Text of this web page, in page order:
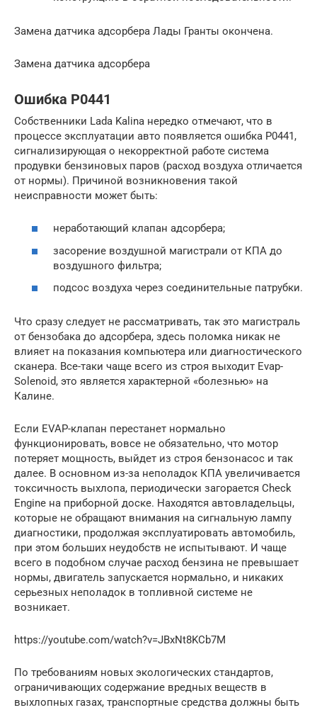
Замена датчика адсорбера Лады Гранты окончена.
Замена датчика адсорбера
Ошибка Р0441
Собственники Lada Kalina нередко отмечают, что в
процессе эксплуатации авто появляется ошибка P0441,
сигнализирующая о некорректной работе система
продувки бензиновых паров (расход воздуха отличается
от нормы). Причиной возникновения такой
неисправности может быть:
неработающий клапан адсорбера;
засорение воздушной магистрали от КПА до
воздушного фильтра;
подсос воздуха через соединительные патрубки.
Что сразу следует не рассматривать, так это магистраль
от бензобака до адсорбера, здесь поломка никак не
влияет на показания компьютера или диагностического
сканера. Все-таки чаще всего из строя выходит Evap-
Solenoid, это является характерной «болезнью» на
Калине.
Если EVAP-клапан перестанет нормально
функционировать, вовсе не обязательно, что мотор
потеряет мощность, выйдет из строя бензонасос и так
далее. В основном из-за неполадок КПА увеличивается
токсичность выхлопа, периодически загорается Check
Engine на приборной доске. Находятся автовладельцы,
которые не обращают внимания на сигнальную лампу
диагностики, продолжая эксплуатировать автомобиль,
при этом больших неудобств не испытывают. И чаще
всего в подобном случае расход бензина не превышает
нормы, двигатель запускается нормально, и никаких
серьезных неполадок в топливной системе не
возникает.
https://youtube.com/watch?v=JBxNt8KCb7M
По требованиям новых экологических стандартов,
ограничивающих содержание вредных веществ в
выхлопных газах, транспортные средства должны быть